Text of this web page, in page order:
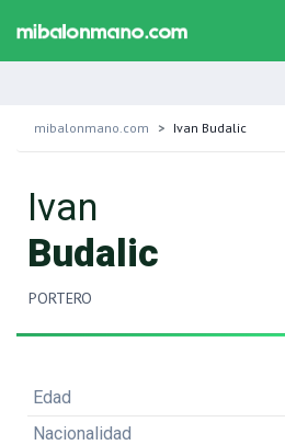
mibalonmano.com Ivan Budalic
Ivan
Budalic
PORTERO
Edad
Nacionalidad